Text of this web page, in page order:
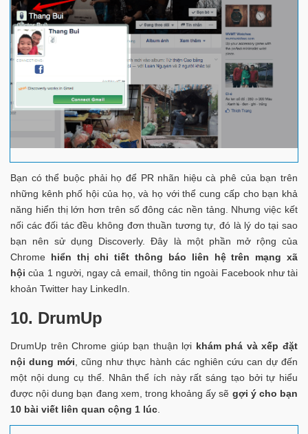
Bạn có thể buộc phải họ để PR nhãn hiệu cà phê của bạn trên
những kênh phố hội của họ, và họ với thể cung cấp cho bạn khả
năng hiển thị lớn hơn trên số đông các nền tảng. Nhưng việc kết
nối các đối tác đều không đơn thuần tương tự, đó là lý do tại sao
bạn nên sử dụng Discoverly. Đây là một phần mở rộng của
Chrome hiển thị chi tiết thông báo liên hệ trên mạng xã
hội của 1 người, ngay cả email, thông tin ngoài Facebook như tài
khoản Twitter hay LinkedIn.
10. DrumUp
DrumUp trên Chrome giúp bạn thuận lợi khám phá và xếp đặt
nội dung mới , cũng như thực hành các nghiên cứu can dự đến
một nội dung cụ thể. Nhân thể ích này rất sáng tạo bởi tự hiểu
được nội dung bạn đang xem, trong khoảng ấy sẽ gợi ý cho bạn
10 bài viết liên quan cộng 1 lúc